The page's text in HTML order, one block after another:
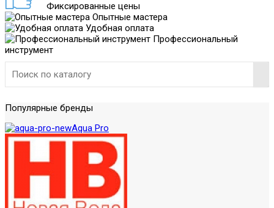
Фиксированные цены
Опытные мастера
Удобная оплата
Профессиональный
инструмент
Популярные бренды
Aqua Pro